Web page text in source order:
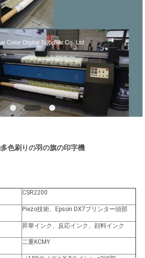
色刷りの羽の旗の印字機
CSR2200
Piezo技術、Epson DX7プリンター頭部
昇華インク、反応インク、顔料インク
二重KCMY